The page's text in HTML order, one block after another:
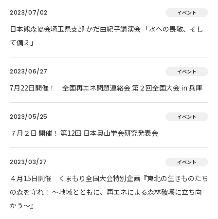
2023/07/02 イベント
日本熊森協会埼玉県支部 かだ由紀子講演会 「水への畏敬、そし
て備え」
2023/06/27 イベント
7月22日開催！ 全国再エネ問題連絡会 第２回全国大会 in 兵庫
2023/05/25 イベント
７月２日 開催！ 第12回 日本奥山学会研究発表会
2023/03/27 イベント
４月15日開催 くまもり全国大会特別企画『東北の生きものたち
の森を守れ！ 〜地域とともに、再エネによる森林破壊に立ち向
かう〜』